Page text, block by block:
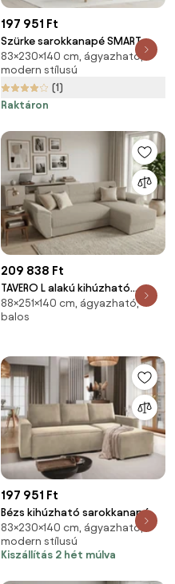
197 951 Ft
Szürke sarokkanapé SMART
COSARO, kétoldalas + 2 párna
AJÁNDÉK
83×230×140 cm, ágyazható,
modern stílusú
(1)
Raktáron
209 838 Ft
TAVERO L alakú kihúzható
sarokkanapé, 251x140 cm,
világos bézs, univerzális
88×251×140 cm, ágyazható,
balos
197 951 Ft
Bézs kihúzható sarokkanapé
CAVELO, kétoldalas
83×230×140 cm, ágyazható,
modern stílusú
Kiszállítás 2 hét múlva